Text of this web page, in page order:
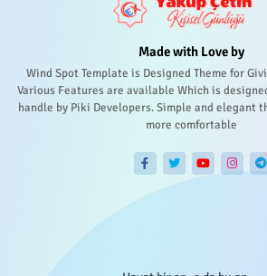
Made with Love by
Wind Spot Template is Designed Theme for
Various Features are available Which is
handle by Piki Developers. Simple and elegant
more comfortable